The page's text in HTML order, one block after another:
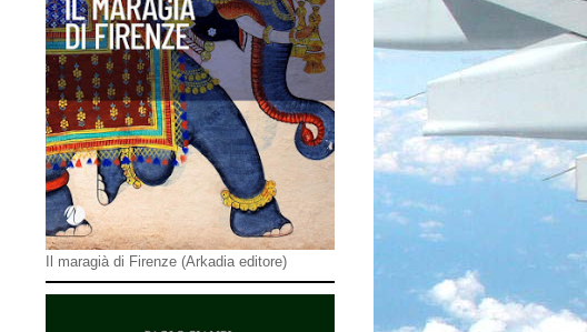
Il maragià di Firenze (Arkadia editore)